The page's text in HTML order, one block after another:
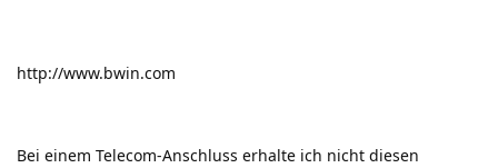
http://www.bwin.com
Bei einem Telecom-Anschluss erhalte ich nicht diesen